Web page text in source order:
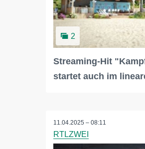
2
Streaming-Hit
startet auch im
11.04.2025 – 08:11
RTLZWEI